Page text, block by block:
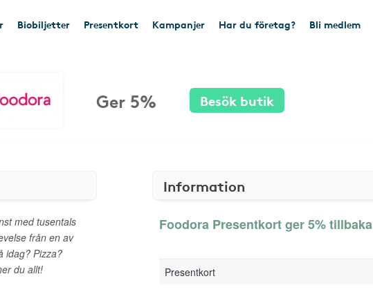
Biobiljetter Presentkort Kampanjer Har du företag? Bli medlem
Ger 5% Besök butik
med tusentals
från en av
idag? Pizza?
du allt!
Information
Foodora Presentkort ger 5% tillbaka
Presentkort